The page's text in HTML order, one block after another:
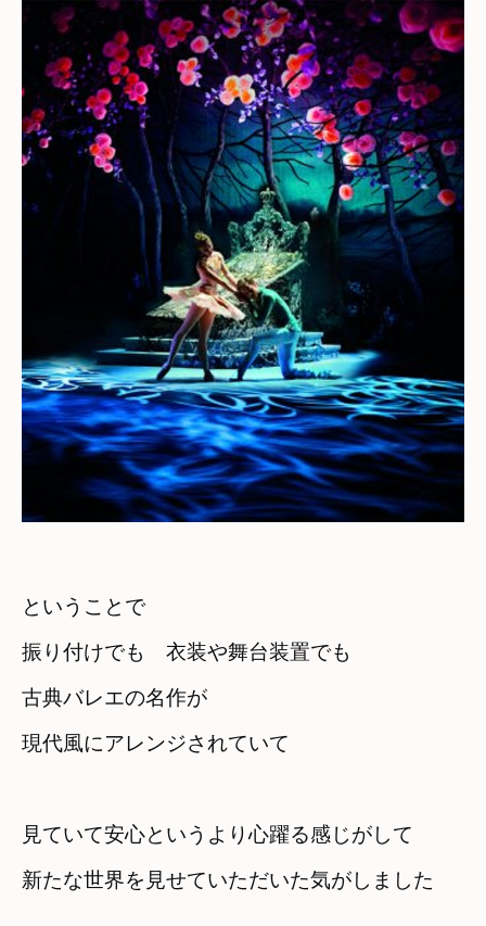
ということで
振り付けでも　衣装や舞台装置でも
古典バレエの名作が
現代風にアレンジされていて
見ていて安心というより心躍る感じがして